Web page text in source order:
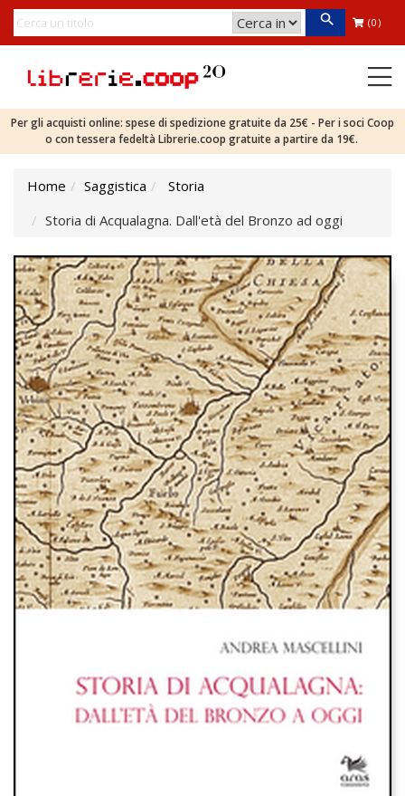
(0)
Per gli acquisti online: spese di spedizione gratuite da 25€ - Per i soci Coop
o con tessera fedeltà Librerie.coop gratuite a partire da 19€.
Home Saggistica
Storia
Storia di Acqualagna. Dall'età del Bronzo ad oggi